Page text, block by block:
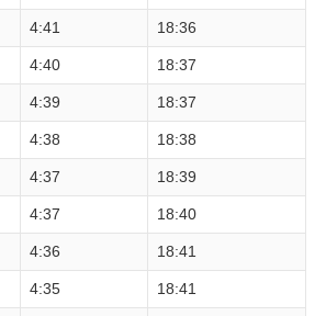
4:41 18:36
4:40 18:37
4:39 18:37
4:38 18:38
4:37 18:39
4:37 18:40
4:36 18:41
4:35 18:41